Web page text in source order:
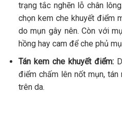
trạng tắc nghẽn lỗ chân
chọn kem che khuyết điểm
do mụn gây nên. Còn với
hồng hay cam để che phủ
Tán kem che khuyết điểm:
điểm chấm lên nốt mụn, tán
trên da.